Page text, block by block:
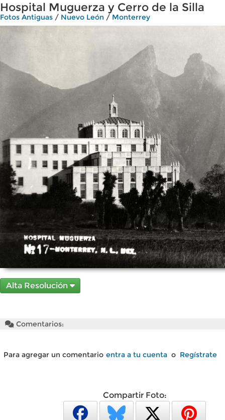
Hospital Muguerza y Cerro de la Silla
Fotos Antiguas / Nuevo León / Monterrey
Alta Resolución
Comentarios:
Para agregar un comentario entra a tu cuenta o Regístrate
Compartir Foto: